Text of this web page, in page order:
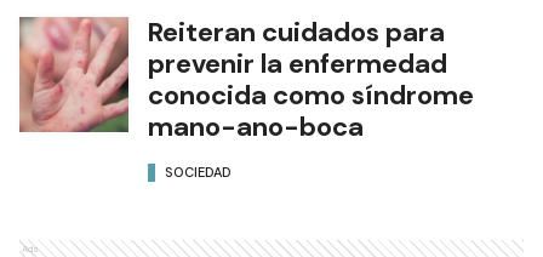
Reiteran cuidados para
prevenir la enfermedad
conocida como síndrome
mano-ano-boca
SOCIEDAD
Ads